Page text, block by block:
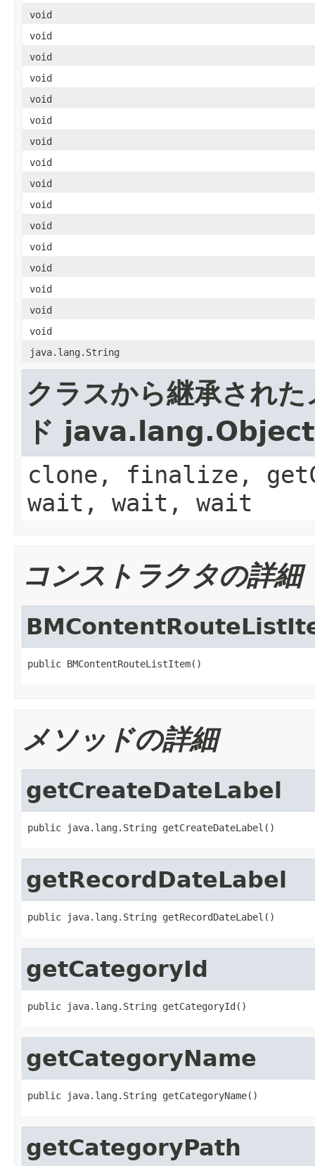
void
void
void
void
void
void
void
void
void
void
void
void
void
void
void
void
java.lang.String
クラスから継承された
ド java.lang.Object
clone, finalize,
wait, wait, wait
コンストラクタの詳細
public BMContentRouteListItem()
メソッドの詳細
getCreateDateLabel
public java.lang.String getCreateDateLabel()
getRecordDateLabel
public java.lang.String getRecordDateLabel()
getCategoryId
public java.lang.String getCategoryId()
getCategoryName
public java.lang.String getCategoryName()
getCategoryPath